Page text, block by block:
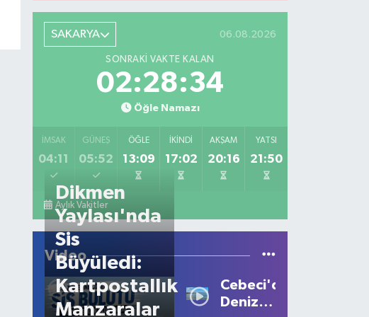
SAKARYA
06.08.2026
SONRAKI VAKTE KALAN
02:28:34
Öğle Namazı
İMSAK
04:11
GÜNEŞ
05:52
ÖĞLE
13:09
İKINDI
17:02
AKŞAM
20:16
YATSI
21:50
Aylık Vakitler
Video
Dikmen
Yaylası'nda
Sis
Büyüledi:
Kartpostallık
Manzaralar
Cebeci'de
Deniz